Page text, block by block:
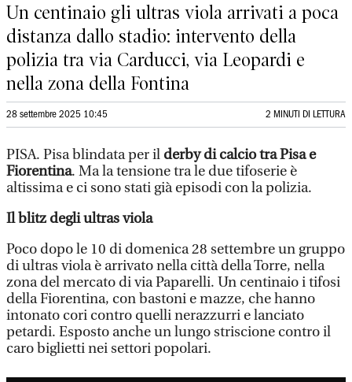
Un centinaio gli ultras viola arrivati a poca
distanza dallo stadio: intervento della
polizia tra via Carducci, via Leopardi e
nella zona della Fontina
28 settembre 2025 10:45 2 MINUTI DI LETTURA
PISA. Pisa blindata per il derby di calcio tra Pisa e
Fiorentina. Ma la tensione tra le due tifoserie è
altissima e ci sono stati già episodi con la polizia.
Il blitz degli ultras viola
Poco dopo le 10 di domenica 28 settembre un gruppo
di ultras viola è arrivato nella città della Torre, nella
zona del mercato di via Paparelli. Un centinaio i tifosi
della Fiorentina, con bastoni e mazze, che hanno
intonato cori contro quelli nerazzurri e lanciato
petardi. Esposto anche un lungo striscione contro il
caro biglietti nei settori popolari.